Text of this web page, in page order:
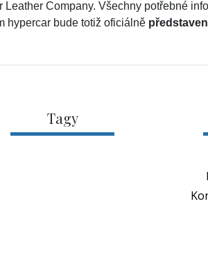
Leather Company. Všechny potřebné
hypercar bude totiž oficiálně
Tagy